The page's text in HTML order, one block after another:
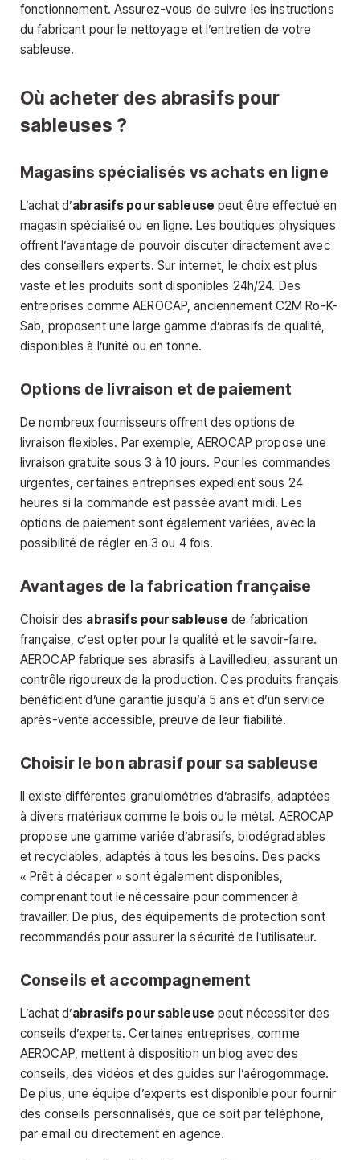
fonctionnement. Assurez-vous de suivre les instructions
du fabricant pour le nettoyage et l’entretien de votre
sableuse.
Où acheter des abrasifs pour
sableuses ?
Magasins spécialisés vs achats en ligne
L’achat d’abrasifs pour sableuse peut être effectué en
magasin spécialisé ou en ligne. Les boutiques physiques
offrent l’avantage de pouvoir discuter directement avec
des conseillers experts. Sur internet, le choix est plus
vaste et les produits sont disponibles 24h/24. Des
entreprises comme AEROCAP, anciennement C2M Ro-K-
Sab, proposent une large gamme d’abrasifs de qualité,
disponibles à l’unité ou en tonne.
Options de livraison et de paiement
De nombreux fournisseurs offrent des options de
livraison flexibles. Par exemple, AEROCAP propose une
livraison gratuite sous 3 à 10 jours. Pour les commandes
urgentes, certaines entreprises expédient sous 24
heures si la commande est passée avant midi. Les
options de paiement sont également variées, avec la
possibilité de régler en 3 ou 4 fois.
Avantages de la fabrication française
Choisir des abrasifs pour sableuse de fabrication
française, c’est opter pour la qualité et le savoir-faire.
AEROCAP fabrique ses abrasifs à Lavilledieu, assurant un
contrôle rigoureux de la production. Ces produits français
bénéficient d’une garantie jusqu’à 5 ans et d’un service
après-vente accessible, preuve de leur fiabilité.
Choisir le bon abrasif pour sa sableuse
Il existe différentes granulométries d’abrasifs, adaptées
à divers matériaux comme le bois ou le métal. AEROCAP
propose une gamme variée d’abrasifs, biodégradables
et recyclables, adaptés à tous les besoins. Des packs
« Prêt à décaper » sont également disponibles,
comprenant tout le nécessaire pour commencer à
travailler. De plus, des équipements de protection sont
recommandés pour assurer la sécurité de l’utilisateur.
Conseils et accompagnement
L’achat d’abrasifs pour sableuse peut nécessiter des
conseils d’experts. Certaines entreprises, comme
AEROCAP, mettent à disposition un blog avec des
conseils, des vidéos et des guides sur l’aérogommage.
De plus, une équipe d’experts est disponible pour fournir
des conseils personnalisés, que ce soit par téléphone,
par email ou directement en agence.